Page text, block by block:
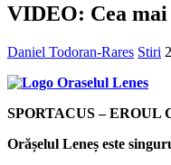
VIDEO: Cea mai
Daniel Todoran-Rares Stiri
SPORTACUS –
Orășelul Leneș este